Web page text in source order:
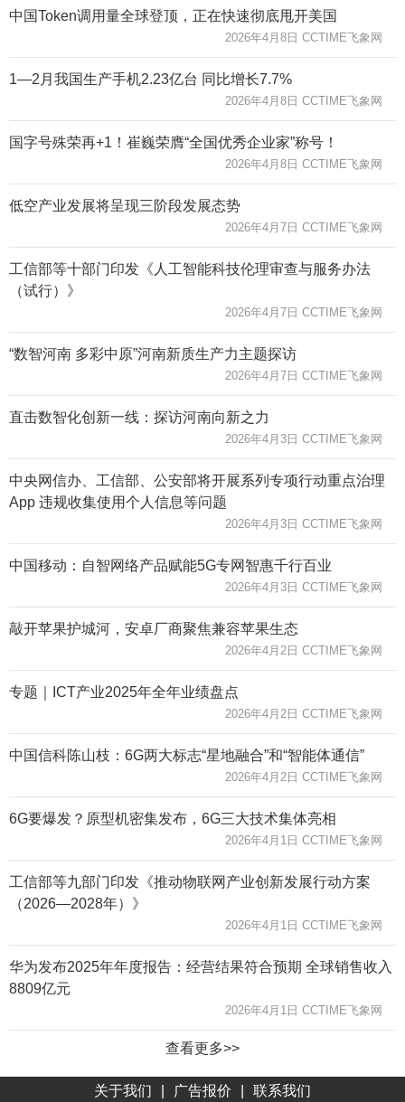
中国Token调用量全球登顶，正在快速彻底甩开美国
2026年4月8日 CCTIME飞象网
1—2月我国生产手机2.23亿台 同比增长7.7%
2026年4月8日 CCTIME飞象网
国字号殊荣再+1！崔巍荣膺“全国优秀企业家”称号！
2026年4月8日 CCTIME飞象网
低空产业发展将呈现三阶段发展态势
2026年4月7日 CCTIME飞象网
工信部等十部门印发《人工智能科技伦理审查与服务办法
（试行）》
2026年4月7日 CCTIME飞象网
“数智河南 多彩中原”河南新质生产力主题探访
2026年4月7日 CCTIME飞象网
直击数智化创新一线：探访河南向新之力
2026年4月3日 CCTIME飞象网
中央网信办、工信部、公安部将开展系列专项行动重点治理
App 违规收集使用个人信息等问题
2026年4月3日 CCTIME飞象网
中国移动：自智网络产品赋能5G专网智惠千行百业
2026年4月3日 CCTIME飞象网
敲开苹果护城河，安卓厂商聚焦兼容苹果生态
2026年4月2日 CCTIME飞象网
专题｜ICT产业2025年全年业绩盘点
2026年4月2日 CCTIME飞象网
中国信科陈山枝：6G两大标志“星地融合”和“智能体通信”
2026年4月2日 CCTIME飞象网
6G要爆发？原型机密集发布，6G三大技术集体亮相
2026年4月1日 CCTIME飞象网
工信部等九部门印发《推动物联网产业创新发展行动方案
（2026—2028年）》
2026年4月1日 CCTIME飞象网
华为发布2025年年度报告：经营结果符合预期 全球销售收入
8809亿元
2026年4月1日 CCTIME飞象网
查看更多>>
关于我们 广告报价 联系我们